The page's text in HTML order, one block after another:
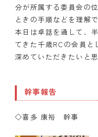
分が所属する委員会の
ときの手順などを理解
本日は卓話を通して、
てきた千歳RCの会員と
深めていただきたいと思
幹事報告
◇喜多 康裕 幹事